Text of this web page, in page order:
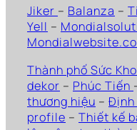
Jiker – Balanza –
Yell –
Thành phố Sức
dekor – Phúc Tiến
thương hiệu – Định
profile – Thiết kế